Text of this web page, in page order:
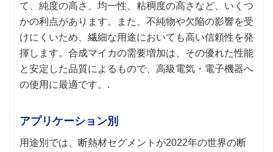
て、純度の高さ、均一性、粘稠度の高さなど、いくつ
かの利点があります。また、不純物や欠陥の影響を受
けにくいため、繊細な用途においても高い信頼性を発
揮します。合成マイカの需要増加は、その優れた性能
と安定した品質によるもので、高級電気・電子機器へ
の使用に最適です。.
アプリケーション別
用途別では、断熱材セグメントが2022年の世界の断